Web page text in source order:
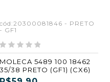
cód:20300081846 - PRETO
- GF1
MOLECA 5489 100 18462
35/38 PRETO (GF1) (CX6)